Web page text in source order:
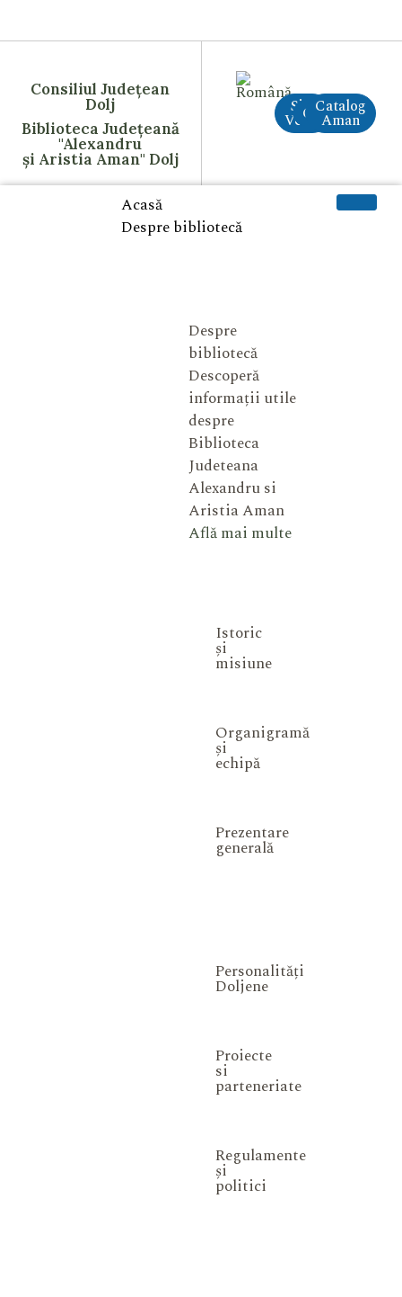
Consiliul Județean
Dolj
Biblioteca Județeană
"Alexandru
și Aristia Aman" Dolj
Site
VechiCreAI
Catalog
Aman
Acasă
Despre bibliotecă
Despre
bibliotecă
Descoperă
informații utile
despre
Biblioteca
Judeteana
Alexandru si
Aristia Aman
Află mai multe
Istoric
și
misiune
Organigramă
și
echipă
Prezentare
generală
Personalități
Doljene
Proiecte
si
parteneriate
Regulamente
și
politici